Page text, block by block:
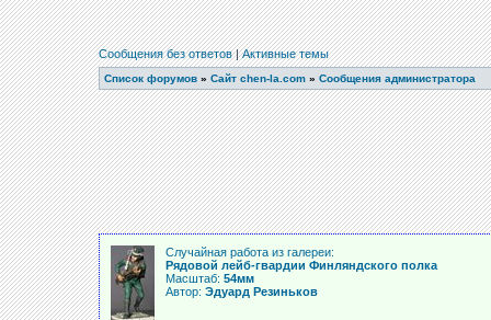
Сообщения без ответов|Активные темы
Список форумов » Сайт chen-la.com » Сообщения администратора
Случайная работа из галереи:
Рядовой лейб-гвардии Финляндского полка
Масштаб: 54мм
Автор: Эдуард Резиньков